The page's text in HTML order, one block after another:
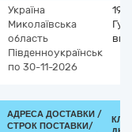
Україна
Миколаївська
область
Південноукраїнськ
по 30-11-2026
АДРЕСА ДОСТАВКИ /
СТРОК ПОСТАВКИ/